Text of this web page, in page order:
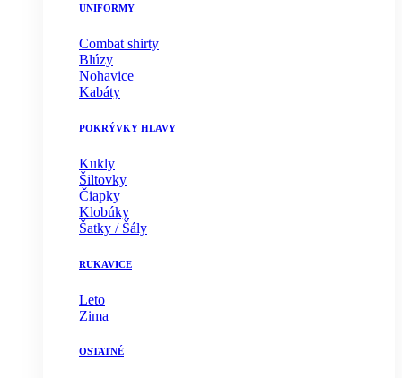
UNIFORMY
Combat shirty
Blúzy
Nohavice
Kabáty
POKRÝVKY HLAVY
Kukly
Šiltovky
Čiapky
Klobúky
Šatky / Šály
RUKAVICE
Leto
Zima
OSTATNÉ